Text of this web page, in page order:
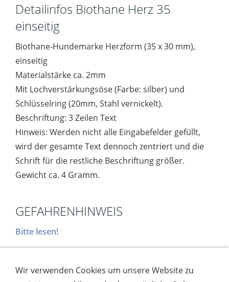
Detailinfos Biothane Herz 35
einseitig
Biothane-Hundemarke Herzform (35 x 30 mm),
einseitig
Materialstärke ca. 2mm
Mit Lochverstärkungsöse (Farbe: silber) und
Schlüsselring (20mm, Stahl vernickelt).
Beschriftung: 3 Zeilen Text
Hinweis: Werden nicht alle Eingabefelder gefüllt,
wird der gesamte Text dennoch zentriert und die
Schrift für die restliche Beschriftung größer.
Gewicht ca. 4 Gramm.
GEFAHRENHINWEIS
Bitte lesen!
Impressum AGB
Widerrufsbutton
Wir verwenden Cookies um unsere Website zu